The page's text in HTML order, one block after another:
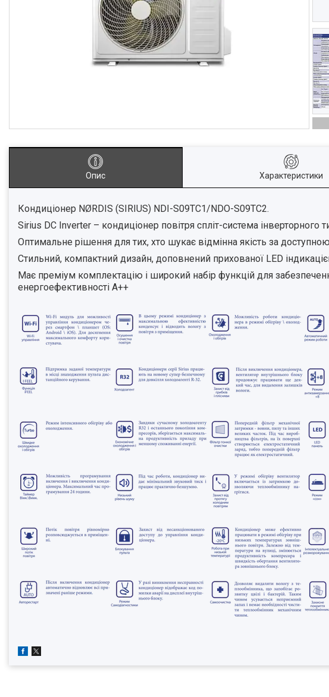
Опис Характеристики
Кондиціонер NØRDIS (SIRIUS) NDI-S09TC1/NDO-S09TC2.
Sirius DC Inverter – кондиціонер повітря спліт-система інверторного
Оптимальне рішення для тих, хто шукає відмінна якість за
Стильний, компактний дизайн, доповнений прихованої LED
Має преміум комплектацію і широкий набір функцій для
енергоефективності А++